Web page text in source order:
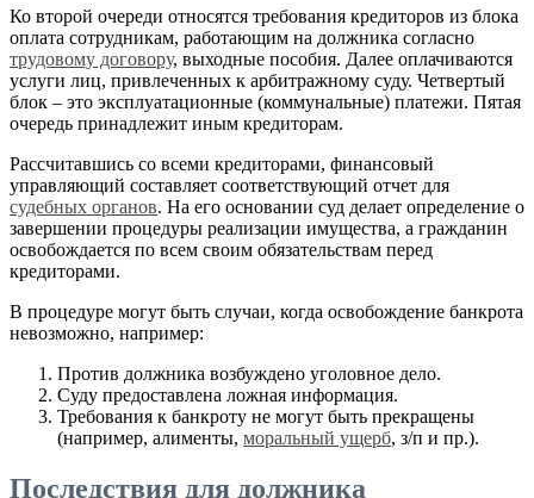
Ко второй очереди относятся требования кредиторов из блока
оплата сотрудникам, работающим на должника согласно
трудовому договору, выходные пособия. Далее оплачиваются
услуги лиц, привлеченных к арбитражному суду. Четвертый
блок – это эксплуатационные (коммунальные) платежи. Пятая
очередь принадлежит иным кредиторам.
Рассчитавшись со всеми кредиторами, финансовый
управляющий составляет соответствующий отчет для
судебных органов. На его основании суд делает определение о
завершении процедуры реализации имущества, а гражданин
освобождается по всем своим обязательствам перед
кредиторами.
В процедуре могут быть случаи, когда освобождение банкрота
невозможно, например:
Против должника возбуждено уголовное дело.
Суду предоставлена ложная информация.
Требования к банкроту не могут быть прекращены
(например, алименты, моральный ущерб, з/п и пр.).
Последствия для должника